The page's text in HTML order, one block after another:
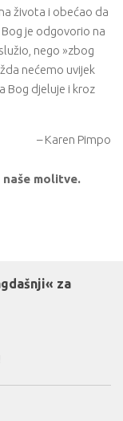
života i obećao da
je odgovorio na
nego »zbog
nećemo uvijek
Bog djeluje i kroz
– Karen Pimpo
molitve.
za